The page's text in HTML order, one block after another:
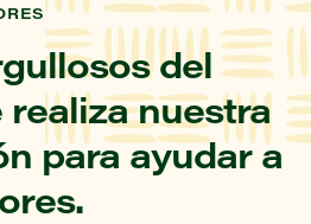
del
nuestra
para ayudar a